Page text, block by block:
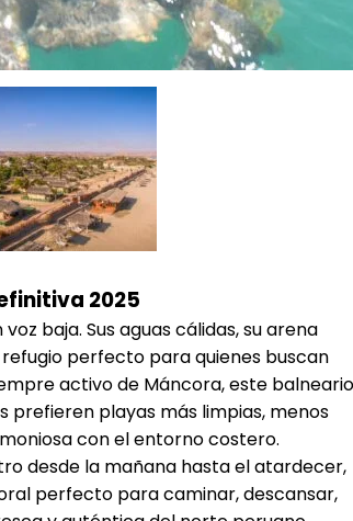
2025
baja. Sus aguas cálidas, su arena
perfecto para quienes buscan
activo de Máncora, este balneario
prefieren playas más limpias, menos
con el entorno costero.
desde la mañana hasta el atardecer,
perfecto para caminar, descansar,